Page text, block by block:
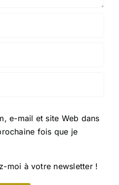
e-mail et site Web dans
fois que je
moi à votre newsletter !